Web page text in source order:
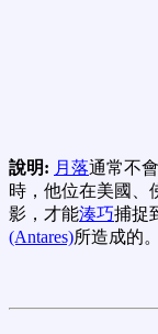
說明: 月落通常不
時，他位在美國、
影，才能湊巧捕捉
(Antares)所造成的。